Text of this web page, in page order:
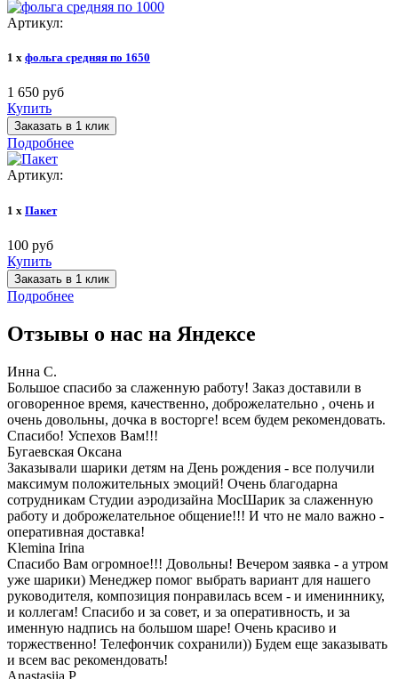
Артикул:
1 x фольга средняя по 1650
1 650 руб
Купить
Заказать в 1 клик
Подробнее
Артикул:
1 x Пакет
100 руб
Купить
Заказать в 1 клик
Подробнее
Отзывы о нас на Яндексе
Инна С.
Большое спасибо за слаженную работу! Заказ доставили в
оговоренное время, качественно, доброжелательно , очень и
очень довольны, дочка в восторге! всем будем рекомендовать.
Спасибо! Успехов Вам!!!
Бугаевская Оксана
Заказывали шарики детям на День рождения - все получили
максимум положительных эмоций! Очень благодарна
сотрудникам Студии аэродизайна МосШарик за слаженную
работу и доброжелательное общение!!! И что не мало важно -
оперативная доставка!
Klemina Irina
Спасибо Вам огромное!!! Довольны! Вечером заявка - а утром
уже шарики) Менеджер помог выбрать вариант для нашего
руководителя, композиция понравилась всем - и имениннику,
и коллегам! Спасибо и за совет, и за оперативность, и за
именную надпись на большом шаре! Очень красиво и
торжественно! Телефончик сохранили)) Будем еще заказывать
и всем вас рекомендовать!
Anastasiia P.